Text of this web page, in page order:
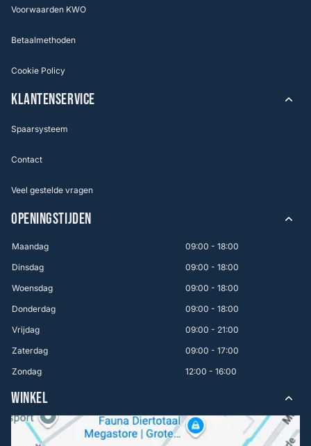
Voorwaarden KWO
Betaalmethoden
Cookie Policy
KLANTENSERVICE
Spaarsysteem
Contact
Veel gestelde vragen
OPENINGSTIJDEN
Maandag
09:00 - 18:00
Dinsdag
09:00 - 18:00
Woensdag
09:00 - 18:00
Donderdag
09:00 - 18:00
Vrijdag
09:00 - 21:00
Zaterdag
09:00 - 17:00
Zondag
12:00 - 16:00
WINKEL